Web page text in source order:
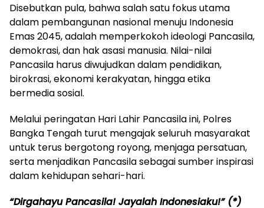
Disebutkan pula, bahwa salah satu fokus utama
dalam pembangunan nasional menuju Indonesia
Emas 2045, adalah memperkokoh ideologi Pancasila,
demokrasi, dan hak asasi manusia. Nilai-nilai
Pancasila harus diwujudkan dalam pendidikan,
birokrasi, ekonomi kerakyatan, hingga etika
bermedia sosial.
Melalui peringatan Hari Lahir Pancasila ini, Polres
Bangka Tengah turut mengajak seluruh masyarakat
untuk terus bergotong royong, menjaga persatuan,
serta menjadikan Pancasila sebagai sumber inspirasi
dalam kehidupan sehari-hari.
“Dirgahayu Pancasila! Jayalah Indonesiaku!” (*)